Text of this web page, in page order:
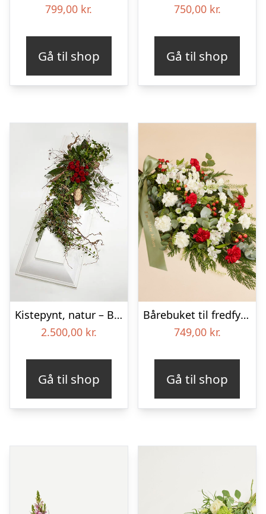
799,00 kr.
Gå til shop
750,00 kr.
Gå til shop
Kistepynt, natur – Blomster til begravelse
2.500,00 kr.
Gå til shop
Bårebuket til fredfyldt kærlighed med bånd
749,00 kr.
Gå til shop